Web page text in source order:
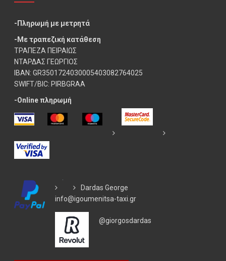
-Πληρωμή με μετρητά
-Με τραπεζική κατάθεση
ΤΡΑΠΕΖΑ ΠΕΙΡΑΙΩΣ
ΝΤΑΡΔΑΣ ΓΕΩΡΓΙΟΣ
IBAN: GR3501724030005403082764025
SWIFT/BIC: PIRBGRAA
-Online πληρωμή
Dardas George
info@igoumenitsa-taxi.gr
@giorgosdardas